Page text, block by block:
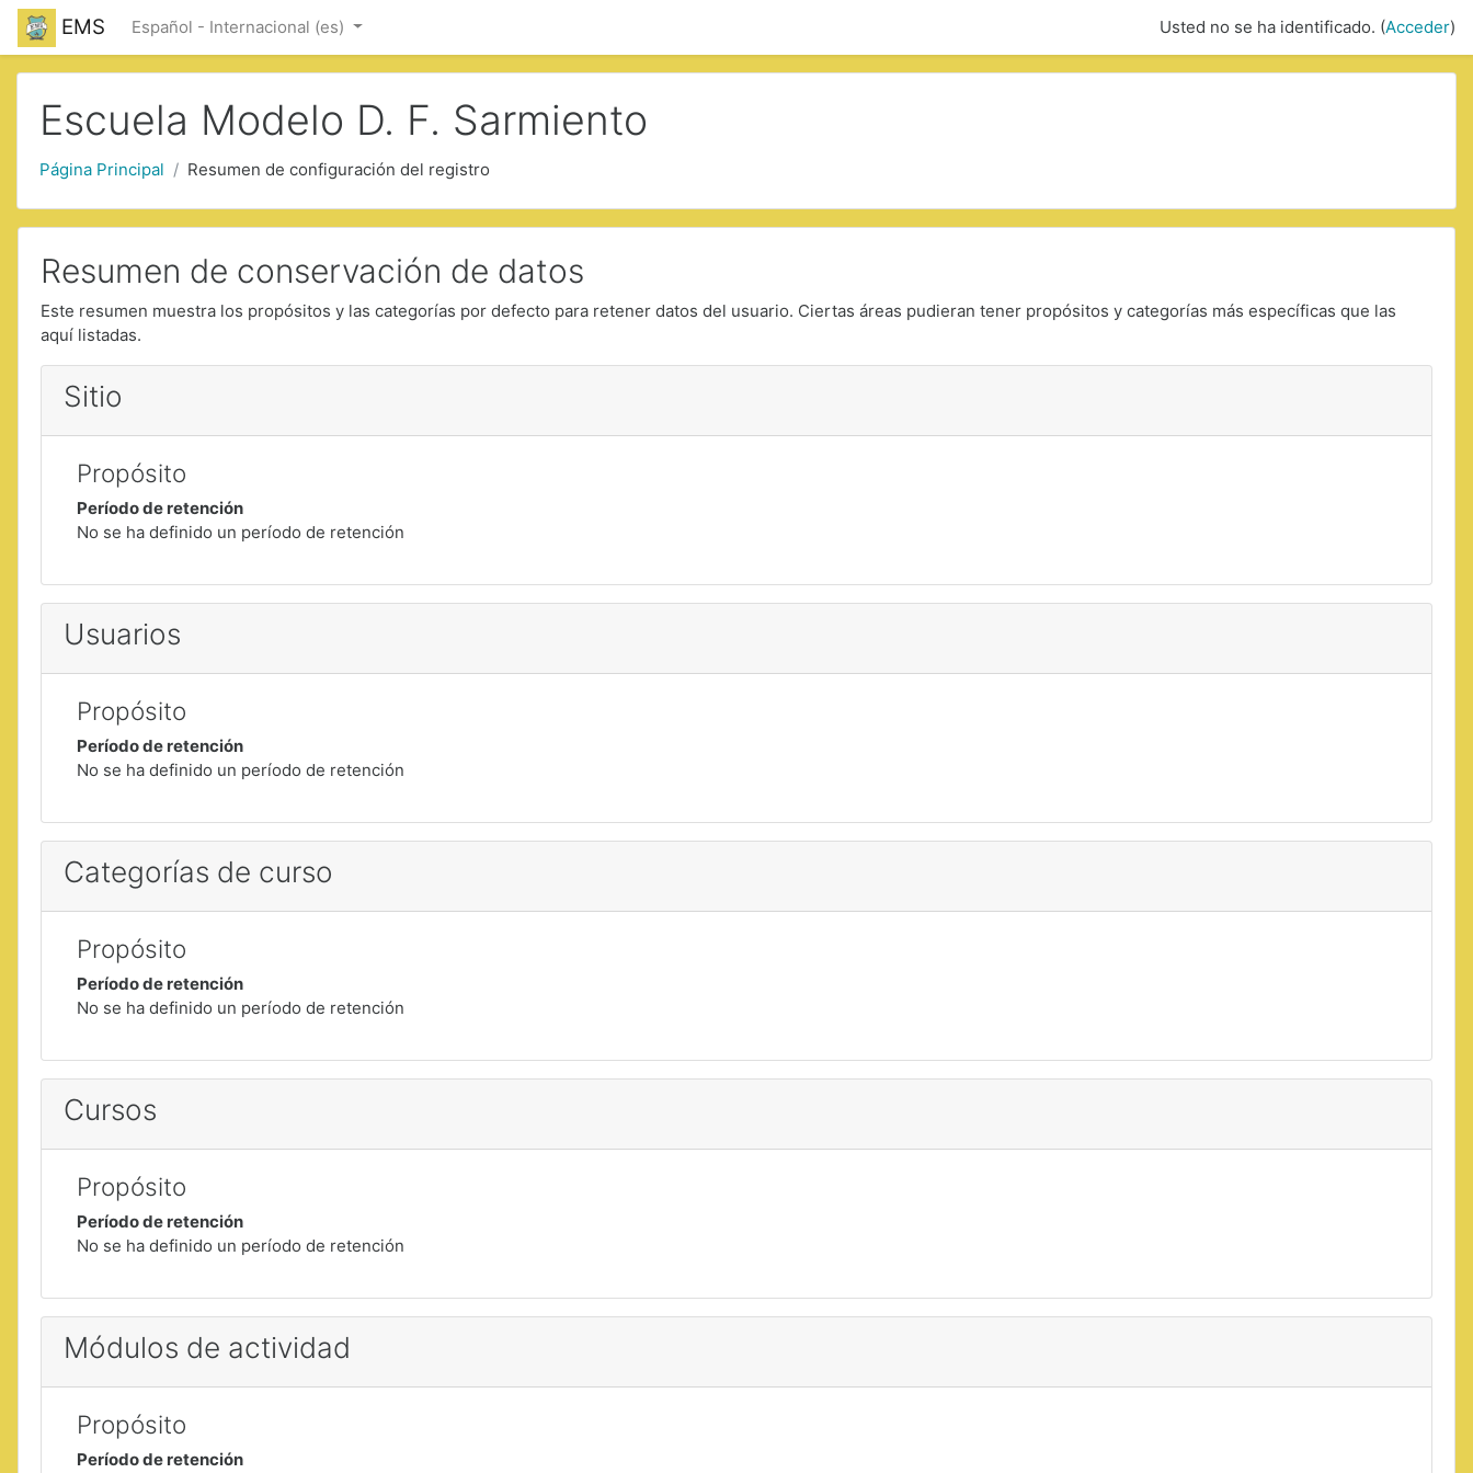
Saltar a contenido principal
EMS Español - Internacional ‎(es)‎ Usted no se ha identificado. (Acceder)
Escuela Modelo D. F. Sarmiento
Página Principal Resumen de configuración del registro
Resumen de conservación de datos
Este resumen muestra los propósitos y las categorías por defecto para retener datos del usuario. Ciertas áreas pudieran tener propósitos y categorías más específicas que las
aquí listadas.
Sitio
Propósito
Período de retención
No se ha definido un período de retención
Usuarios
Propósito
Período de retención
No se ha definido un período de retención
Categorías de curso
Propósito
Período de retención
No se ha definido un período de retención
Cursos
Propósito
Período de retención
No se ha definido un período de retención
Módulos de actividad
Propósito
Período de retención